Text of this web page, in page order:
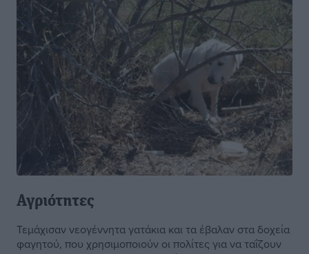
Αγριότητες
Τεμάχισαν νεογέννητα γατάκια και τα έβαλαν στα δοχεία
φαγητού, που χρησιμοποιούν οι πολίτες για να ταΐζουν